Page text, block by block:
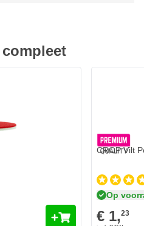
CROP Vilt
Op
€ 1,23